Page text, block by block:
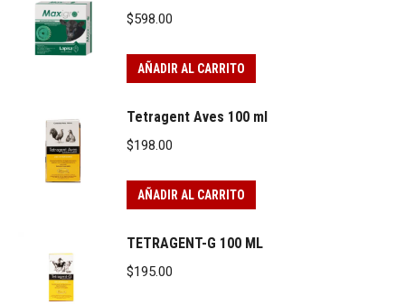
$598.00
AÑADIR AL CARRITO
Tetragent Aves 100 ml
$198.00
AÑADIR AL CARRITO
TETRAGENT-G 100 ML
$195.00